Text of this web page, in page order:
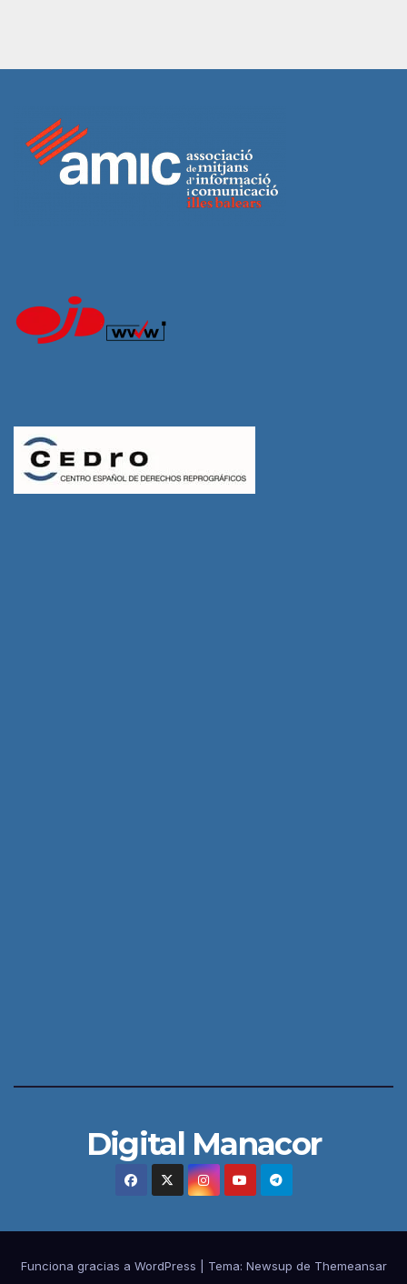
Digital Manacor
Funciona gracias a WordPress Tema: Newsup de Themeansar